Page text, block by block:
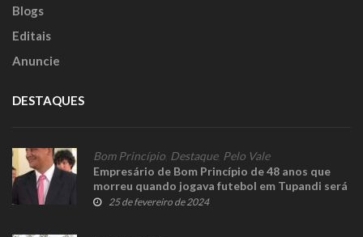
Blogs
Editais
Anuncie
DESTAQUES
Bom Princípio Destaque, Pelo Vale
Empresário de Bom Princípio de 48 anos que
morreu quando jogava futebol em Tupandi será
sepultado hoje
25 de fevereiro de 2024